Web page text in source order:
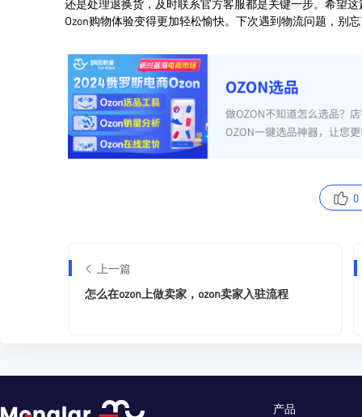
0
上一篇
怎么在ozon上做卖家，ozon卖家入驻流程
产品